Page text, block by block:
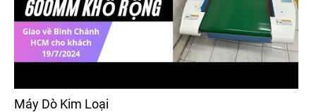
Máy Dò Kim Loại